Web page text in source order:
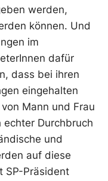
werden,
können. Und
im
dafür
dass bei ihren
eingehalten
Mann und Frau
echter Durchbruch
und
auf diese
SP-Präsident